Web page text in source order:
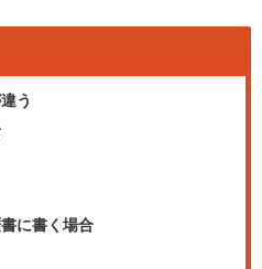
う
に書く場合